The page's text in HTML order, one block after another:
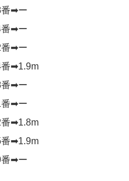
番➡︎ー
番➡︎ー
番➡︎ー
番➡︎1.9m
番➡︎ー
番➡︎ー
番➡︎1.8m
番➡︎1.9m
番➡︎ー